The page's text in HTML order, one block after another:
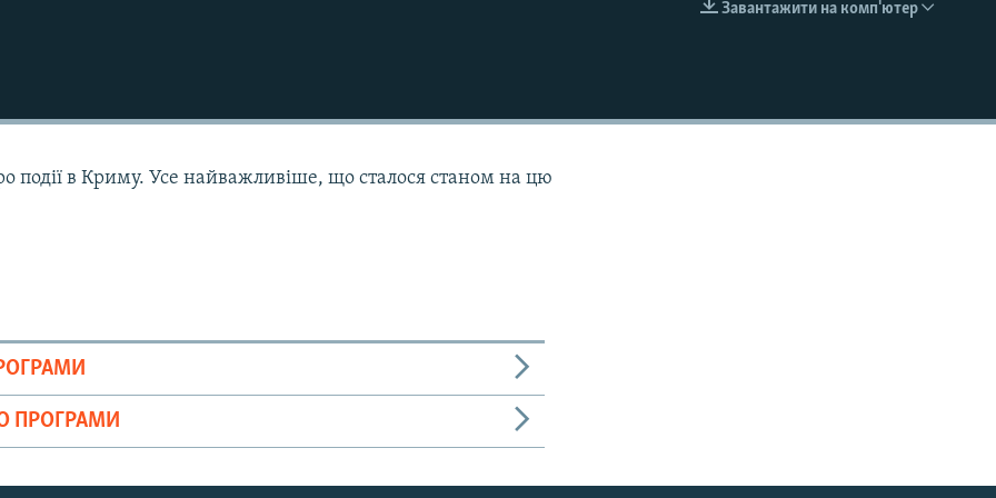
Завантажити на комп'ютер
події в Криму. Усе найважливіше, що сталося станом на цю
ПРОГРАМИ